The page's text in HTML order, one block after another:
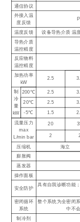
通信协议
外接入温
度反馈
温度反馈
设备导热介质 温
导热介质
温控精度
反应物料
温控精度
加热功率
kW
2.5
制
冷
量
kW
200℃ 2.5
20℃ 2.5
-5℃
1.5
流量压力
max
L/min bar
20
2
压缩机
海立
膨胀阀
蒸发器
操作面板
安全防护
具有自我诊断功能
密闭循环
系统
整个系统为全密闭
中不
制冷剂